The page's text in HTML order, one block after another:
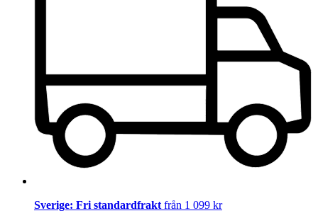
Sverige: Fri standardfrakt från 1 099 kr